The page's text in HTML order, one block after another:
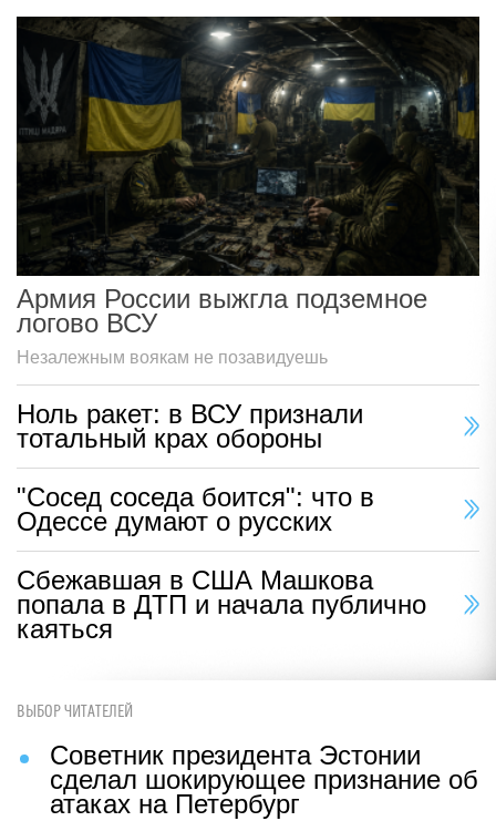
Армия России выжгла подземное
логово ВСУ
Незалежным воякам не позавидуешь
Ноль ракет: в ВСУ признали
тотальный крах обороны
"Сосед соседа боится": что в
Одессе думают о русских
Сбежавшая в США Машкова
попала в ДТП и начала публично
каяться
ВЫБОР ЧИТАТЕЛЕЙ
Советник президента Эстонии
сделал шокирующее признание об
атаках на Петербург